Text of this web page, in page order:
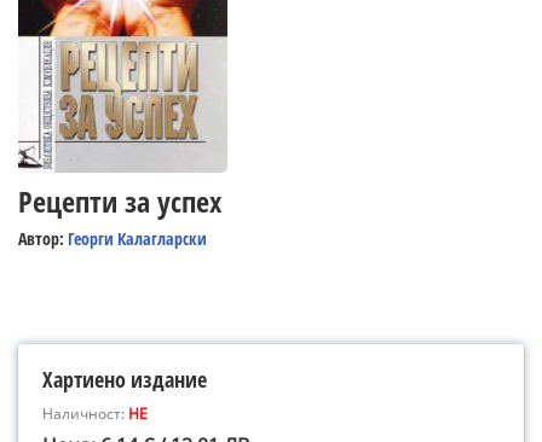
Рецепти за успех
Автор: Георги Калагларски
Хартиено издание
Наличност: НЕ